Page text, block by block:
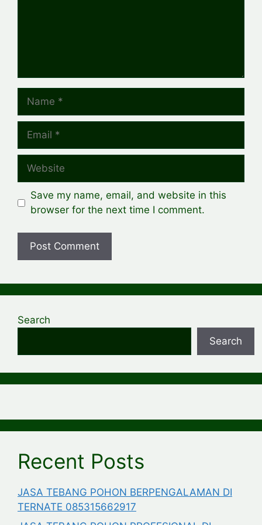
Name
Email
Website
Save my name, email, and website in this
browser for the next time I comment.
Search
Search
Recent Posts
JASA TEBANG POHON BERPENGALAMAN DI
TERNATE 085315662917